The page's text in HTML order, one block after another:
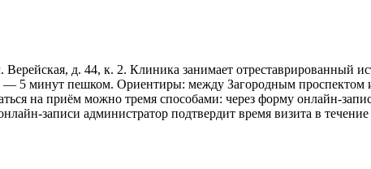
д. 44, к. 2. Клиника занимает отреставрированный
— 5 минут пешком. Ориентиры: между Загородным проспектом
на приём можно тремя способами: через форму онлайн-
записи администратор подтвердит время визита в